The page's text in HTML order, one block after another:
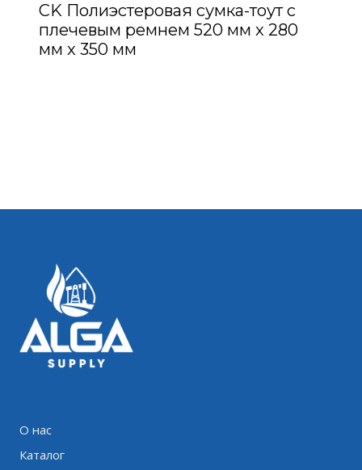
CK Полиэстеровая сумка-тоут с
плечевым ремнем 520 мм x 280
мм x 350 мм
О нас
Каталог